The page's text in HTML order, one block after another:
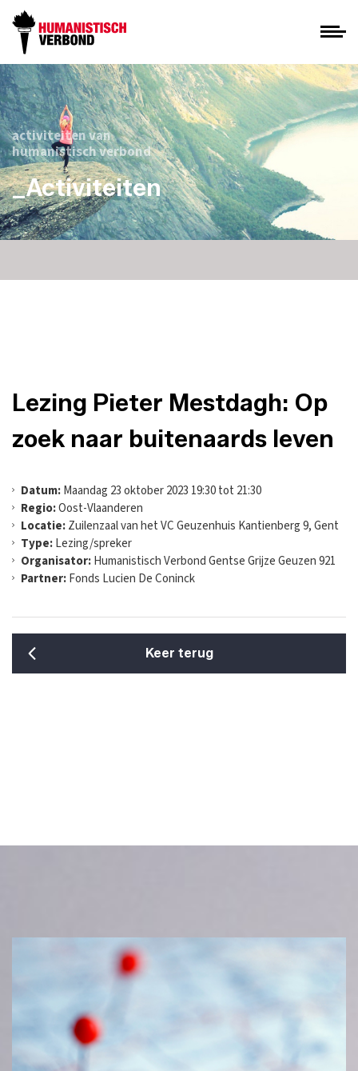
activiteiten van
humanistisch verbond
_Activiteiten
Lezing Pieter Mestdagh: Op
zoek naar buitenaards leven
Datum:Maandag 23 oktober 2023 19:30 tot 21:30
Regio:Oost-Vlaanderen
Locatie:Zuilenzaal van het VC Geuzenhuis Kantienberg 9, Gent
Type:Lezing/spreker
Organisator:Humanistisch Verbond Gentse Grijze Geuzen 921
Partner:Fonds Lucien De Coninck
Keer terug